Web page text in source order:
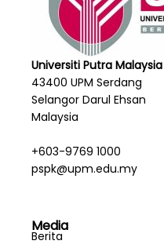
Universiti Putra Malaysia
43400 UPM Serdang
Selangor Darul Ehsan
Malaysia
+603-9769 1000
pspk@upm.edu.my
Media
Berita